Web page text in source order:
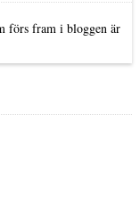
förs fram i bloggen är